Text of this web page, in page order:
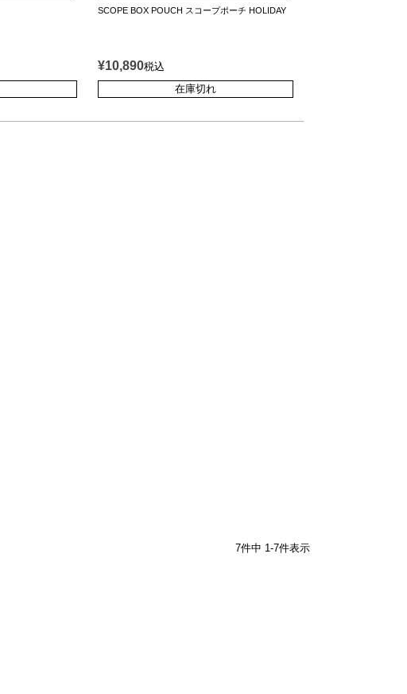
SCOPE BOX POUCH スコープポーチ HOLIDAY
¥10,890税込
在庫切れ
7件中 1-7件表示